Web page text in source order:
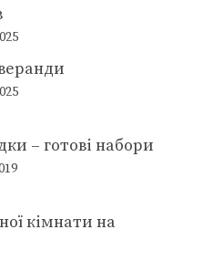
– готові набори
кімнати на